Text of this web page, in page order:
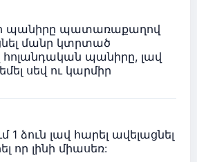
պանիրը պատառաքաղով
մանր կտրտած
հոլանդական պանիրը, լավ
սեվ ու կարմիր
1 ձուն լավ հարել ավելացնել
որ լինի միասեռ: